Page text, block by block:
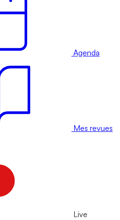
Agenda
Mes revues
Live